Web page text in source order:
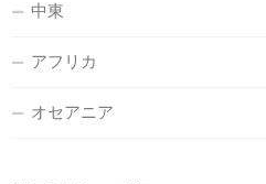
中東
アフリカ
オセアニア